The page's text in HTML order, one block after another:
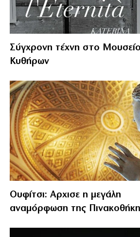
Σύγχρονη τέχνη στο Μουσείο
Κυθήρων
Ουφίτσι: Αρχισε η μεγάλη
αναμόρφωση της